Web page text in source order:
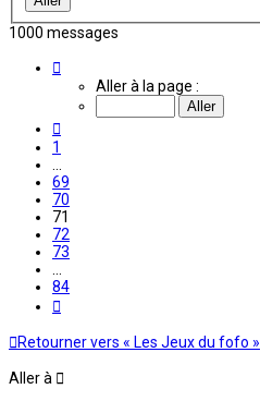
1000 messages
Aller à la page :
1
69
70
71
72
73
84
Retourner vers « Les Jeux du fofo »
Aller à